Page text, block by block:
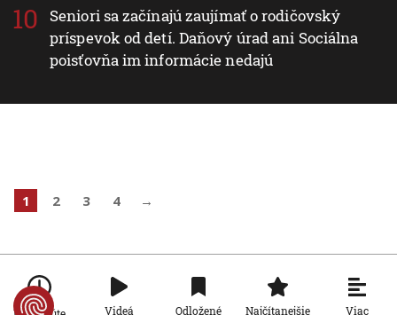
Seniori sa začínajú zaujímať o rodičovský
príspevok od detí. Daňový úrad ani Sociálna
poisťovňa im informácie nedajú
1 2 3 4 →
Videá Odložené Najčítanejšie Viac